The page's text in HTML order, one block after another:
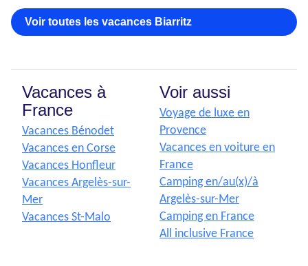
Voir toutes les vacances Biarritz
Vacances à
France
Vacances Bénodet
Vacances en Corse
Vacances Honfleur
Vacances Argelès-sur-
Mer
Vacances St-Malo
Voir aussi
Voyage de luxe en
Provence
Vacances en voiture en
France
Camping en/au(x)/à
Argelès-sur-Mer
Camping en France
All inclusive France